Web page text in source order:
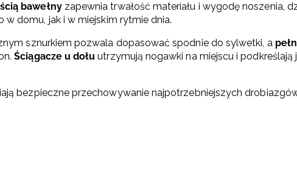
bawełnyzapewnia trwałość materiału i wygodę noszenia,
domu, jak i w miejskim rytmie dnia.
sznurkiem pozwala dopasować spodnie do sylwetki, a
Ściągacze u dołu utrzymują nogawki na miejscu i
bezpieczne przechowywanie najpotrzebniejszych